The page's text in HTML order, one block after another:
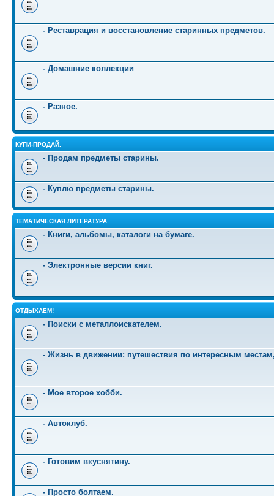
- Реставрация и восстановление старинных предметов.
- Домашние коллекции
- Разное.
КУПИ-ПРОДАЙ.
- Продам предметы старины.
- Куплю предметы старины.
ТЕМАТИЧЕСКАЯ ЛИТЕРАТУРА.
- Книги, альбомы, каталоги на бумаге.
- Электронные версии книг.
ОТДЫХАЕМ!
- Поиски с металлоискателем.
- Жизнь в движении: путешествия по интересным
- Мое второе хобби.
- Автоклуб.
- Готовим вкуснятину.
- Просто болтаем.